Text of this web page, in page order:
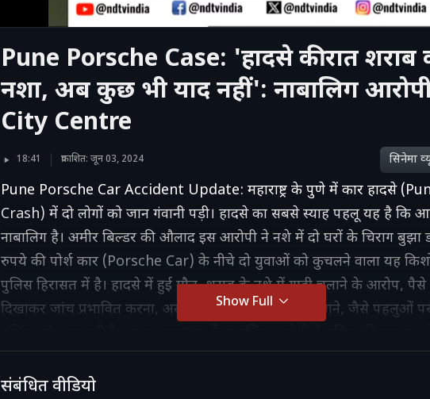
Pune Porsche Case: 'हादसे की रात शराब
नशा, अब कुछ भी याद नहीं': नाबालिग
City Centre
18:41 प्रकाशित: जून 03, 2024 सिनेमा
Pune Porsche Car Accident Update: महाराष्ट्र के पुणे में कार हादसे
Crash) में दो लोगों को जान गंवानी पड़ी। हादसे का सबसे स्याह पहलू यह है कि
नाबालिग है। अमीर बिल्डर की औलाद इस आरोपी ने नशे में दो घरों के चिराग बुझा
रुपये की पोर्श कार (Porsche Car) के नीचे दो युवाओं को कुचलने वाला यह
पुलिस हिरासत में है। हादसे में हुई मौत, शराब के नशे में गाड़ी चलाने के आरोप, पैसे
दिखाकर जांच प्रभावित करना, अस्पताल में खून के नमूने बदलवाने, जैसे पहलुओं पर
कि हादसे के वक्त क्या हुआ, उसे कुछ भी याद नहीं, क्योंकि उस समय वह शराब के
होकर गाड़ी चला रहा था। पूछताछ से जुड़ी यह जानकारी सूत्रों ने दी है।
Show Full
संबंधित वीडियो